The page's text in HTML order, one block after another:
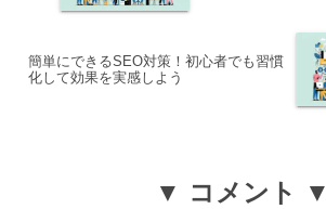
簡単にできるSEO対策！初心者でも習慣
化して効果を実感しよう
▼ コメント ▼